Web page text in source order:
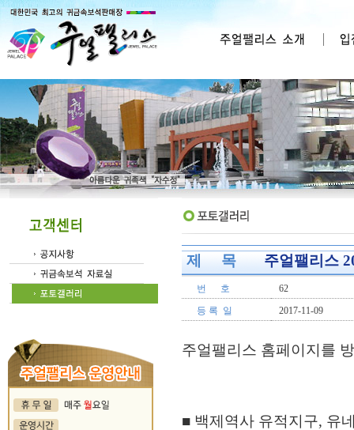
제 목 주얼팰리스
번 호
62
등 록 일
2017-11-09
주얼팰리스 홈페이지를
■ 백제역사 유적지구, 유